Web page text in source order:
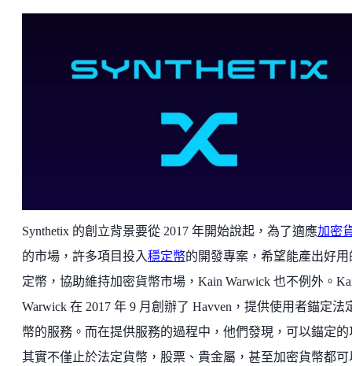
Synthetix 的創立背景要從 2017 年開始說起，為了適應加密
的市場，許多項目投入穩定幣的開發專案，希望能產出好用
定幣，協助維持加密貨幣市場，Kain Warwick 也不例外。
Warwick 在 2017 年 9 月創辦了 Havven，提供使用者錨定法
幣的服務。而在提供服務的過程中，他們發現，可以錨定的
其實不僅止於法定貨幣，股票、貴金屬，甚至加密貨幣都可